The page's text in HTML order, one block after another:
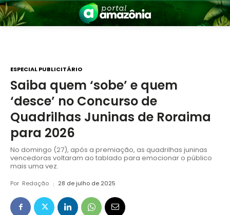
ESPECIAL PUBLICITÁRIO
Saiba quem ‘sobe’ e quem
‘desce’ no Concurso de
Quadrilhas Juninas de Roraima
para 2026
No domingo (27), após a premiação, as quadrilhas juninas
vencedoras voltaram ao tablado para emocionar o público
mais uma vez.
Por Redação 28 de julho de 2025